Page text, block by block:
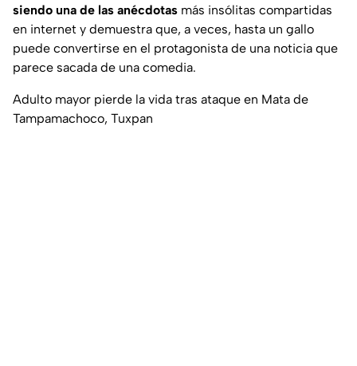
siendo una de las anécdotas más insólitas compartidas
en internet y demuestra que, a veces, hasta un gallo
puede convertirse en el protagonista de una noticia que
parece sacada de una comedia.
Adulto mayor pierde la vida tras ataque en Mata de
Tampamachoco, Tuxpan